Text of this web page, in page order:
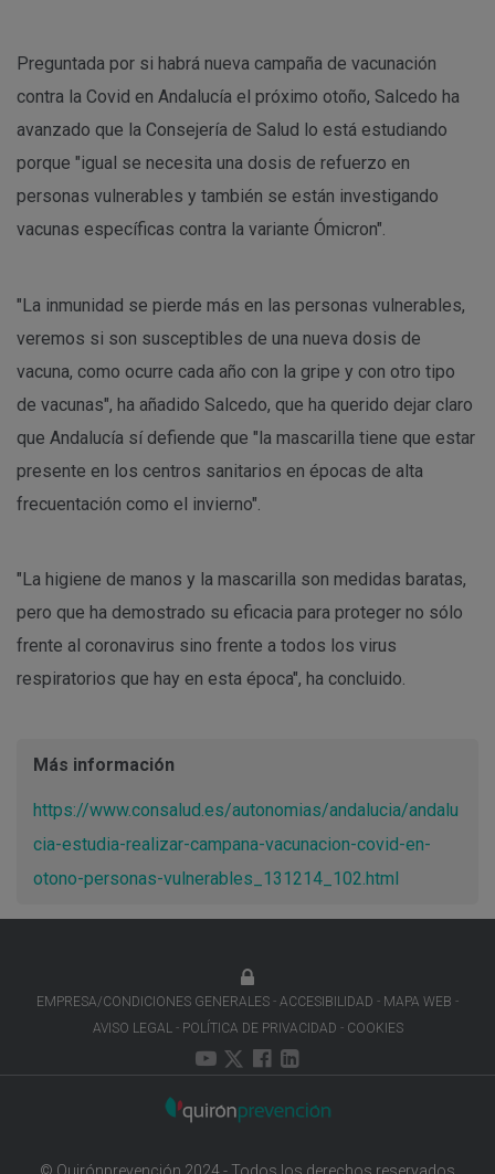
Preguntada por si habrá nueva campaña de vacunación
contra la Covid en Andalucía el próximo otoño, Salcedo ha
avanzado que la Consejería de Salud lo está estudiando
porque "igual se necesita una dosis de refuerzo en
personas vulnerables y también se están investigando
vacunas específicas contra la variante Ómicron".
"La inmunidad se pierde más en las personas vulnerables,
veremos si son susceptibles de una nueva dosis de
vacuna, como ocurre cada año con la gripe y con otro tipo
de vacunas", ha añadido Salcedo, que ha querido dejar claro
que Andalucía sí defiende que "la mascarilla tiene que estar
presente en los centros sanitarios en épocas de alta
frecuentación como el invierno".
"La higiene de manos y la mascarilla son medidas baratas,
pero que ha demostrado su eficacia para proteger no sólo
frente al coronavirus sino frente a todos los virus
respiratorios que hay en esta época", ha concluido.
Más información
https://www.consalud.es/autonomias/andalucia/andalu
cia-estudia-realizar-campana-vacunacion-covid-en-
otono-personas-vulnerables_131214_102.html
EMPRESA/CONDICIONES GENERALES ACCESIBILIDAD
MAPA WEB
AVISO LEGAL
POLÍTICA DE PRIVACIDAD COOKIES
© Quirónprevención 2024 - Todos los derechos reservados